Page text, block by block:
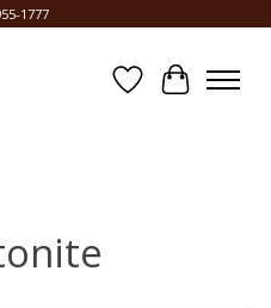
1777
Liste dePanier